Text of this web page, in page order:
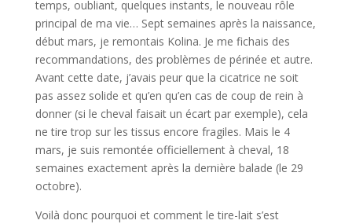
temps, oubliant, quelques instants, le nouveau rôle
principal de ma vie… Sept semaines après la naissance,
début mars, je remontais Kolina. Je me fichais des
recommandations, des problèmes de périnée et autre.
Avant cette date, j’avais peur que la cicatrice ne soit
pas assez solide et qu’en qu’en cas de coup de rein à
donner (si le cheval faisait un écart par exemple), cela
ne tire trop sur les tissus encore fragiles. Mais le 4
mars, je suis remontée officiellement à cheval, 18
semaines exactement après la dernière balade (le 29
octobre).
Voilà donc pourquoi et comment le tire-lait s’est